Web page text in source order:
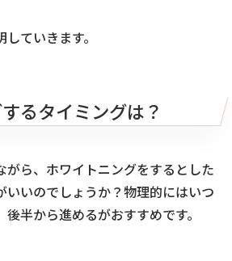
ていきます。
るタイミングは？
がら、ホワイトニングをするとした
いいのでしょうか？物理的にはいつ
半から進めるがおすすめです。